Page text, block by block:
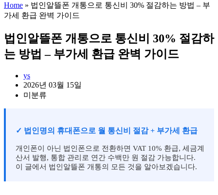
Home » 법인알뜰폰 개통으로 통신비 30% 절감하는 방법 – 부
가세 환급 완벽 가이드
법인알뜰폰 개통으로 통신비 30% 절감하
는 방법 – 부가세 환급 완벽 가이드
Post
author:
ys
Post
published:
2026년 03월 15일
Post
미분류
✓ 법인명의 휴대폰으로 월 통신비 절감 + 부가세 환급
개인폰이 아닌 법인폰으로 전환하면 VAT 10% 환급, 세금계
산서 발행, 통합 관리로 연간 수백만 원 절감 가능합니다.
이 글에서 법인알뜰폰 개통의 모든 것을 알아보겠습니다.